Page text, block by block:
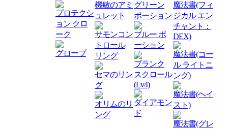
プロテクシ
ョン クロ
ーク
グローブ
機敏のアミ
ュレット
サモンコン
トロール
リング
セマのリン
グ
オリムのリ
ング
グリーン
ポーション
ブルー ポ
ーション
ブランク
スクロール
(Lv4)
ダイアモン
ド
魔法書(フィ
ジカル エン
チャント：
DEX)
魔法書(コー
ル ライトニ
ング)
魔法書(ヘイ
スト)
魔法書(グレ